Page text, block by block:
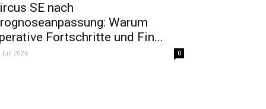
SE nach
Warum
Fortschritte und Fin...
Juli 2026 0